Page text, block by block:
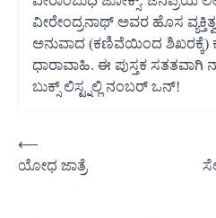
ವೀರೇಂದ್ರನಾಥ್ ಅವರ ಹೊಸ
ಅನುವಾದ (ಕಣಿವೆಯಿಂದ ಶಿಖರಕ್ಕೆ)
ಧಾರಾವಾಹಿ. ಈ ಪುಸ್ತಕ ಸತತವಾಗಿ
ಬುಕ್ಸ್ ಲಿಸ್ಟ್ನಲ್ಲಿ ನಂಬರ್ ಒನ್!
Post
navigation
⟵
ಯೋಧ ಜಾತ್ರೆ